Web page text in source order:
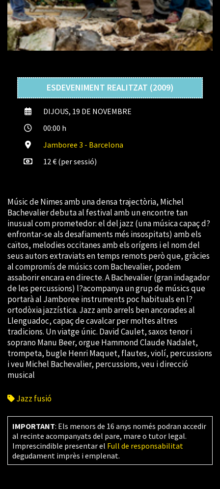
ESDEVENIMENT REALITZAT (2009)
DIJOUS, 19 DE NOVEMBRE
00:00 h
Jamboree 3 - Barcelona
12 € (per sessió)
Músic de Nimes amb una densa trajectòria, Michel
Bachevalier debuta al festival amb un encontre tan
inusual com prometedor: el del jazz (una música capaç d?
enfrontar-se als desafiaments més insospitats) amb els
caïtos, melodies occitanes amb els orígens i el nom del
seus autors extraviats en temps remots però que, gràcies
al compromís de músics com Bachevalier, podem
assaborir encara en directe. A Bachevalier (gran indagador
de les percussions) l?acompanya un grup de músics que
portarà al Jamboree instruments poc habituals en l?
ortodòxia jazzística. Jazz amb arrels ben ancorades al
Llenguadoc, capaç de cavalcar per moltes altres
tradicions. Un viatge únic. David Caulet, saxos tenor i
soprano Manu Beer, orgue Hammond Claude Nadalet,
trompeta, bugle Henri Maquet, flautes, violí, percussions
i veu Michel Bachevalier, percussions, veu i direcció
musical
Jazz fusió
IMPORTANT: Els menors de 16 anys només podran accedir
al recinte acompanyats del pare, mare o tutor legal.
Imprescindible presentar el Full de responsabilitat
degudament imprès i emplenat.